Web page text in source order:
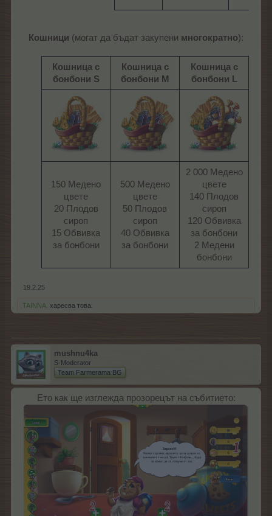
Кошници (могат да бъдат закупени многократно):​
Кошница с
бонбони S
Кошница с
бонбони M
Кошница с
бонбони L
150 Медено
цвете
20 Плодов
сироп
15 Обвивка
за бонбони​
500 Медено
цвете
50 Плодов
сироп
40 Обвивка
за бонбони​
2 000 Медено
цвете
140 Плодов
сироп
120 Обвивка
за бонбони
2 Медени
бонбони​
19.2.25
.TAINNA. харесва това.
mushnu4ka
S-Moderator
Team Farmerama BG
Ето как ще изглежда прозорецът на събитието: